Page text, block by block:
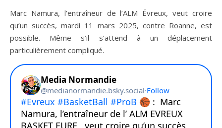
Marc Namura, l’entraîneur de l’ALM Évreux, veut croire
qu’un succès, mardi 11 mars 2025, contre Roanne, est
possible. Même s’il s’attend à un déplacement
particulièrement compliqué.